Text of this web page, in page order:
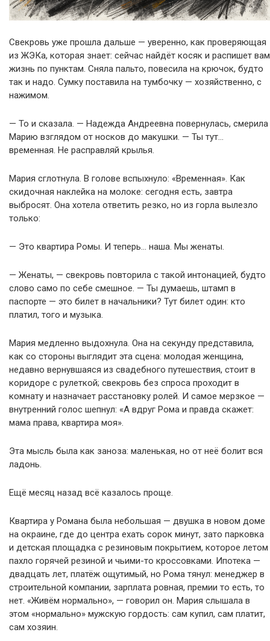
Свекровь уже прошла дальше — уверенно, как проверяющая
из ЖЭКа, которая знает: сейчас найдёт косяк и распишет вам
жизнь по пунктам. Сняла пальто, повесила на крючок, будто
так и надо. Сумку поставила на тумбочку — хозяйственно, с
нажимом.
— То и сказала. — Надежда Андреевна повернулась, смерила
Марию взглядом от носков до макушки. — Ты тут…
временная. Не расправляй крылья.
Мария сглотнула. В голове вспыхнуло: «Временная». Как
скидочная наклейка на молоке: сегодня есть, завтра
выбросят. Она хотела ответить резко, но из горла вылезло
только:
— Это квартира Ромы. И теперь… наша. Мы женаты.
— Женаты, — свекровь повторила с такой интонацией, будто
слово само по себе смешное. — Ты думаешь, штамп в
паспорте — это билет в начальники? Тут билет один: кто
платил, того и музыка.
Мария медленно выдохнула. Она на секунду представила,
как со стороны выглядит эта сцена: молодая женщина,
недавно вернувшаяся из свадебного путешествия, стоит в
коридоре с рулеткой; свекровь без спроса проходит в
комнату и назначает расстановку ролей. И самое мерзкое —
внутренний голос шепнул: «А вдруг Рома и правда скажет:
мама права, квартира моя».
Эта мысль была как заноза: маленькая, но от неё болит вся
ладонь.
Ещё месяц назад всё казалось проще.
Квартира у Романа была небольшая — двушка в новом доме
на окраине, где до центра ехать сорок минут, зато парковка
и детская площадка с резиновым покрытием, которое летом
пахло горячей резиной и чьими-то кроссовками. Ипотека —
двадцать лет, платёж ощутимый, но Рома тянул: менеджер в
строительной компании, зарплата ровная, премии то есть, то
нет. «Живём нормально», — говорил он. Мария слышала в
этом «нормально» мужскую гордость: сам купил, сам платит,
сам хозяин.